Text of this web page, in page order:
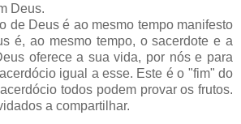
Deus.
de Deus é ao mesmo tempo manifesto
é, ao mesmo tempo, o sacerdote e a
oferece a sua vida, por nós e para
igual a esse. Este é o "fim" do
todos podem provar os frutos.
a compartilhar.